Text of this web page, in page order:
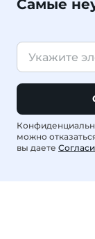
Самые
можно
вы даете